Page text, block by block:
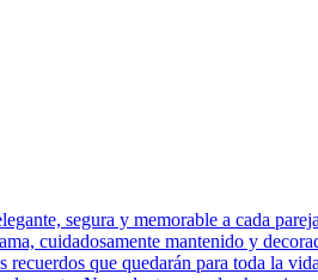
segura y memorable a cada
cuidadosamente mantenido y
recuerdos que quedarán para toda la